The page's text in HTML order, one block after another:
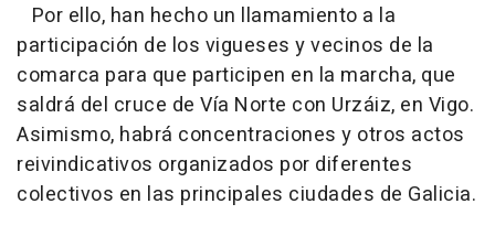
Por ello, han hecho un llamamiento a la
participación de los vigueses y vecinos de la
comarca para que participen en la marcha, que
saldrá del cruce de Vía Norte con Urzáiz, en Vigo.
Asimismo, habrá concentraciones y otros actos
reivindicativos organizados por diferentes
colectivos en las principales ciudades de Galicia.